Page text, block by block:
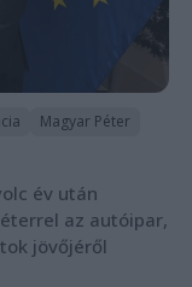
Magyar Péter
év után
az autóipar,
jövőjéről